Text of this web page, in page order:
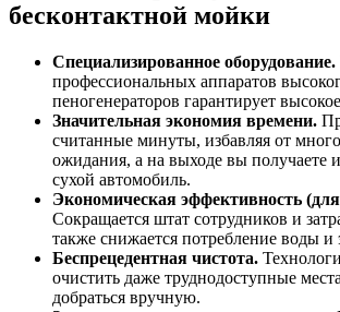
бесконтактной мойки
Специализированное оборудование.
профессиональных аппаратов
пеногенераторов гарантирует
Значительная экономия времени.
считанные минуты, избавляя от
ожидания, а на выходе вы получаете
сухой автомобиль.
Экономическая эффективность (для
Сокращается штат сотрудников и
также снижается потребление воды и
Беспрецедентная чистота.
очистить даже труднодоступные
добраться вручную.